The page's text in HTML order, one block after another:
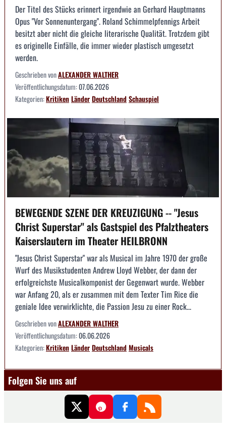
Der Titel des Stücks erinnert irgendwie an Gerhard Hauptmanns
Opus "Vor Sonnenuntergang". Roland Schimmelpfennigs Arbeit
besitzt aber nicht die gleiche literarische Qualität. Trotzdem gibt
es originelle Einfälle, die immer wieder plastisch umgesetzt
werden.
Geschrieben vonALEXANDER WALTHER
Veröffentlichungsdatum:07.06.2026
Kategorien:KritikenLänderDeutschlandSchauspiel
BEWEGENDE SZENE DER KREUZIGUNG -- "Jesus
Christ Superstar" als Gastspiel des Pfalztheaters
Kaiserslautern im Theater HEILBRONN
"Jesus Christ Superstar" war als Musical im Jahre 1970 der große
Wurf des Musikstudenten Andrew Lloyd Webber, der dann der
erfolgreichste Musicalkomponist der Gegenwart wurde. Webber
war Anfang 20, als er zusammen mit dem Texter Tim Rice die
geniale Idee verwirklichte, die Passion Jesu zu einer Rock...
Geschrieben vonALEXANDER WALTHER
Veröffentlichungsdatum:06.06.2026
Kategorien:KritikenLänderDeutschlandMusicals
Folgen Sie uns auf